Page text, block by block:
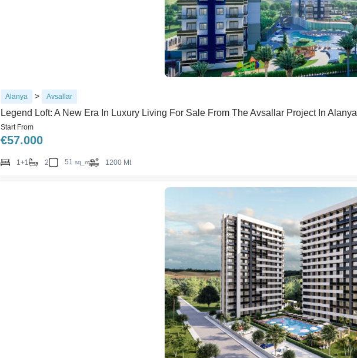
Alanya > Avsallar
Legend Loft: A New Era In Luxury Living For Sale From The Avsallar Project In Alanya
Start From
€57.000
1+1 2 51 sq_m 1200 Mt